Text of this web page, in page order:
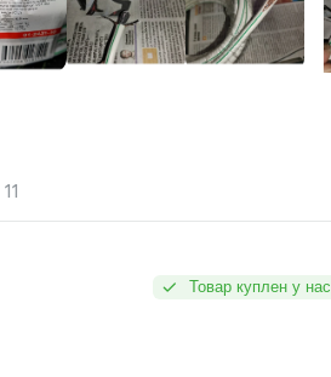
11
Товар куплен у нас